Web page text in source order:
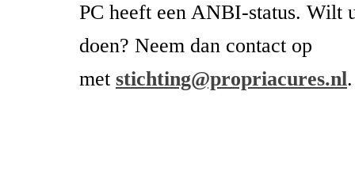
PC heeft een ANBI-status. Wilt
doen? Neem dan contact op
met stichting@propriacures.nl.